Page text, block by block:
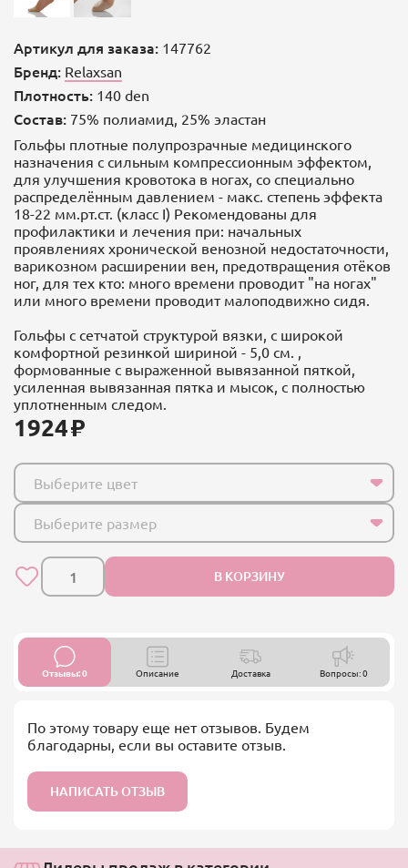
Артикул для заказа: 147762
Бренд: Relaxsan
Плотность: 140 den
Состав: 75% полиамид, 25% эластан
Гольфы плотные полупрозрачные медицинского
назначения с сильным компрессионным эффектом,
для улучшения кровотока в ногах, со специально
распределённым давлением - макс. степень эффекта
18-22 мм.рт.ст. (класс I) Рекомендованы для
профилактики и лечения при: начальных
проявлениях хронической венозной недостаточности,
варикозном расширении вен, предотвращения отёков
ног, для тех кто: много времени проводит "на ногах"
или много времени проводит малоподвижно сидя.
Гольфы с сетчатой структурой вязки, с широкой
комфортной резинкой шириной - 5,0 см. ,
формованные с выраженной вывязанной пяткой,
усиленная вывязанная пятка и мысок, с полностью
уплотненным следом.
1924
Выберите цвет
Выберите размер
В КОРЗИНУ
Отзывы: 0 Описание Доставка Вопросы: 0
По этому товару еще нет отзывов. Будем
благодарны, если вы оставите отзыв.
НАПИСАТЬ ОТЗЫВ